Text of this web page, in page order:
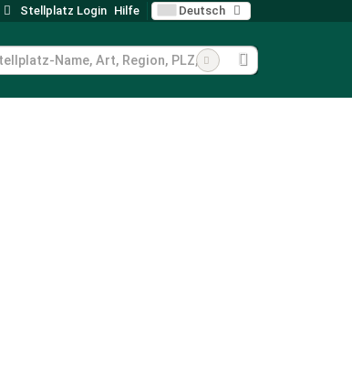
Stellplatz Login Hilfe Deutsch